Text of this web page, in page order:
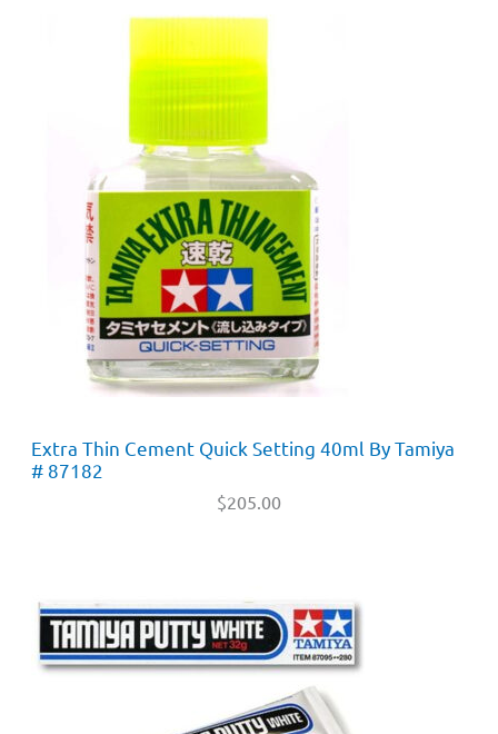
Extra Thin Cement Quick Setting 40ml By Tamiya
# 87182
$205.00